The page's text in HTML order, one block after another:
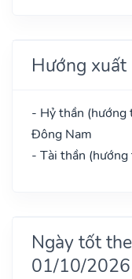
Hướng
- Hỷ thần (hướng
Đông Nam
- Tài thần (hướng
Ngày tốt
01/10/2026